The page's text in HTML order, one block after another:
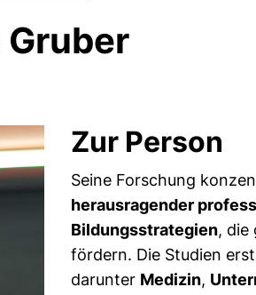
Gruber
Zur Person
Seine Forschung
herausragender
Bildungsstrategien, die
fördern. Die Studien
darunter Medizin,